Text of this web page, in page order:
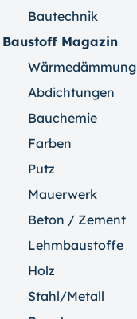
Bautechnik
Baustoff Magazin
Wärmedämmung
Abdichtungen
Bauchemie
Farben
Putz
Mauerwerk
Beton / Zement
Lehmbaustoffe
Holz
Stahl/Metall